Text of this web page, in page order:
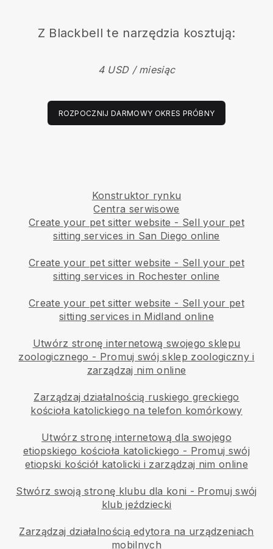
Z Blackbell te narzędzia kosztują:
4 USD / miesiąc
ROZPOCZNIJ DARMOWY OKRES PRÓBNY
Konstruktor rynku
Centra serwisowe
Create your pet sitter website - Sell your pet
sitting services in San Diego online
Create your pet sitter website - Sell your pet
sitting services in Rochester online
Create your pet sitter website - Sell your pet
sitting services in Midland online
Utwórz stronę internetową swojego sklepu
zoologicznego - Promuj swój sklep zoologiczny i
zarządzaj nim online
Zarządzaj działalnością ruskiego greckiego
kościoła katolickiego na telefon komórkowy
Utwórz stronę internetową dla swojego
etiopskiego kościoła katolickiego - Promuj swój
etiopski kościół katolicki i zarządzaj nim online
Stwórz swoją stronę klubu dla koni - Promuj swój
klub jeździecki
Zarządzaj działalnością edytora na urządzeniach
mobilnych